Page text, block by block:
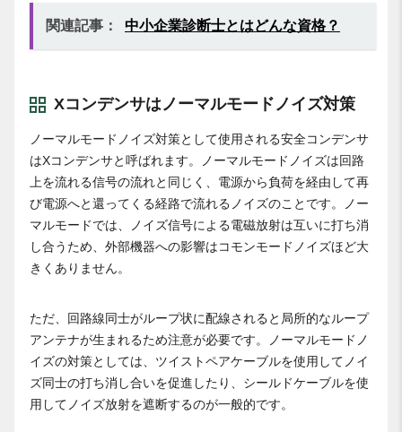
関連記事： 中小企業診断士とはどんな資格？
Xコンデンサはノーマルモードノイズ対策
ノーマルモードノイズ対策として使用される安全コンデンサ
はXコンデンサと呼ばれます。ノーマルモードノイズは回路
上を流れる信号の流れと同じく、電源から負荷を経由して再
び電源へと還ってくる経路で流れるノイズのことです。ノー
マルモードでは、ノイズ信号による電磁放射は互いに打ち消
し合うため、外部機器への影響はコモンモードノイズほど大
きくありません。
ただ、回路線同士がループ状に配線されると局所的なループ
アンテナが生まれるため注意が必要です。ノーマルモードノ
イズの対策としては、ツイストペアケーブルを使用してノイ
ズ同士の打ち消し合いを促進したり、シールドケーブルを使
用してノイズ放射を遮断するのが一般的です。